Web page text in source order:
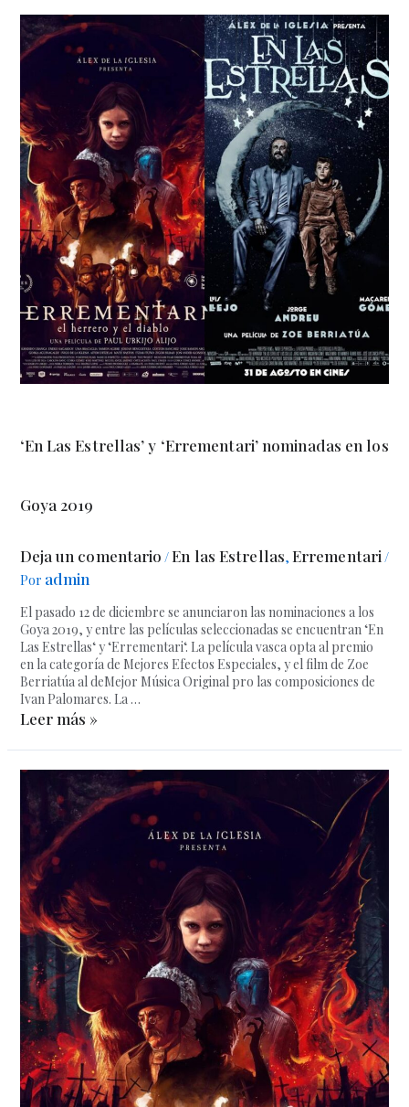
‘En Las Estrellas’ y ‘Errementari’ nominadas en los
Goya 2019
Deja un comentario /En las Estrellas, Errementari/
Por admin
El pasado 12 de diciembre se anunciaron las nominaciones a los
Goya 2019, y entre las películas seleccionadas se encuentran ‘En
Las Estrellas‘ y ‘Errementari‘. La película vasca opta al premio
en la categoría de Mejores Efectos Especiales, y el film de Zoe
Berriatúa al deMejor Música Original pro las composiciones de
Ivan Palomares. La …
Leer más »